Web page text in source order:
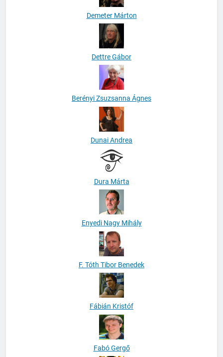
Demeter Márton
Dettre Gábor
Berényi Zsuzsanna Ágnes
Dunai Andrea
Dura Márta
Enyedi Nagy Mihály
F. Tóth Tibor Benedek
Fábián Kristóf
Fabó Gergő